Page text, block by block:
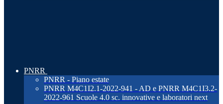
PNRR
PNRR - Piano estate
PNRR M4C1I2.1-2022-941 - AD e PNRR M4C1I3.2-
2022-961 Scuole 4.0 sc. innovative e laboratori next